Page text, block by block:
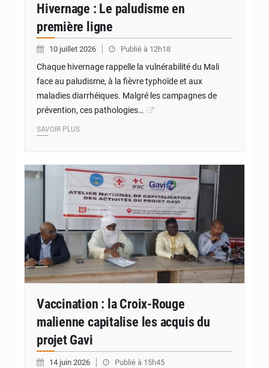
Hivernage : Le paludisme en
première ligne
10 juillet 2026 Publié à 12h18
Chaque hivernage rappelle la vulnérabilité du Mali
face au paludisme, à la fièvre typhoïde et aux
maladies diarrhéiques. Malgré les campagnes de
prévention, ces pathologies…
SAVOIR PLUS
© JDM
Vaccination : la Croix-Rouge
malienne capitalise les acquis du
projet Gavi
14 juin 2026 Publié à 15h45